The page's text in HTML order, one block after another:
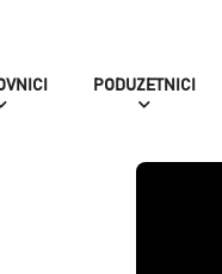
PODUZETNICI